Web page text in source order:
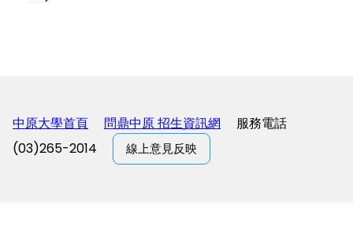
中原大學首頁 問鼎中原 招生資訊網
服務電話
(03)265-2014
線上意見反映